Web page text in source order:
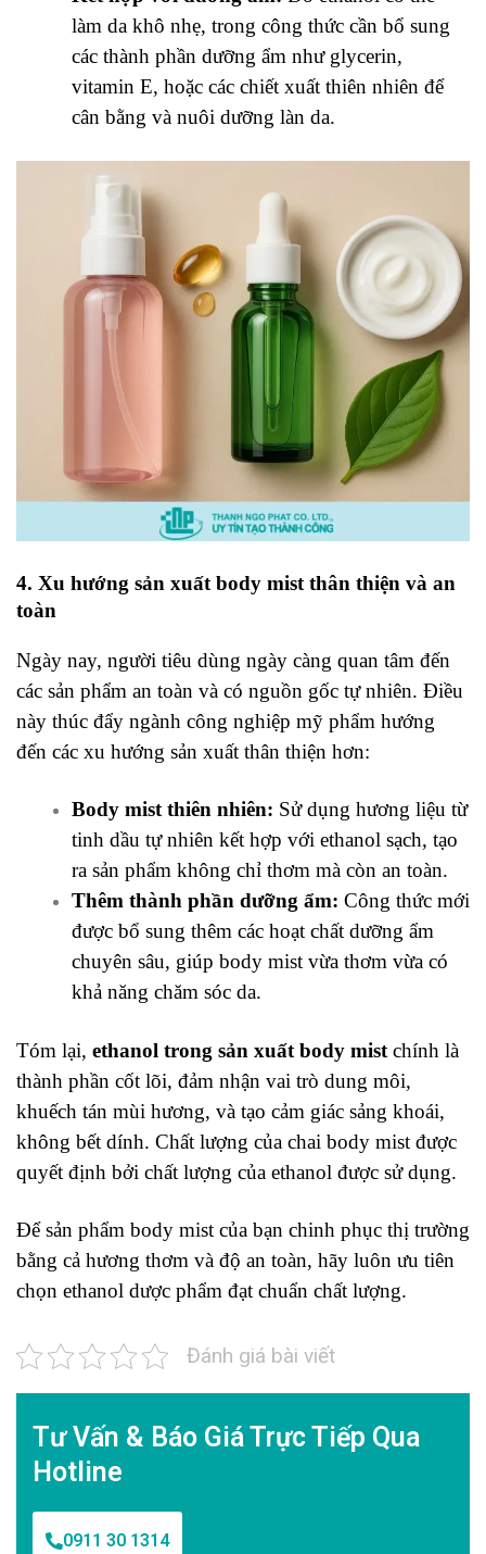
làm da khô nhẹ, trong công thức cần bổ sung
các thành phần dưỡng ẩm như glycerin,
vitamin E, hoặc các chiết xuất thiên nhiên để
cân bằng và nuôi dưỡng làn da.
4. Xu hướng sản xuất body mist thân thiện và an
toàn
Ngày nay, người tiêu dùng ngày càng quan tâm đến
các sản phẩm an toàn và có nguồn gốc tự nhiên. Điều
này thúc đẩy ngành công nghiệp mỹ phẩm hướng
đến các xu hướng sản xuất thân thiện hơn:
Body mist thiên nhiên: Sử dụng hương liệu từ
tinh dầu tự nhiên kết hợp với ethanol sạch, tạo
ra sản phẩm không chỉ thơm mà còn an toàn.
Thêm thành phần dưỡng ẩm: Công thức mới
được bổ sung thêm các hoạt chất dưỡng ẩm
chuyên sâu, giúp body mist vừa thơm vừa có
khả năng chăm sóc da.
Tóm lại, ethanol trong sản xuất body mist chính là
thành phần cốt lõi, đảm nhận vai trò dung môi,
khuếch tán mùi hương, và tạo cảm giác sảng khoái,
không bết dính. Chất lượng của chai body mist được
quyết định bởi chất lượng của ethanol được sử dụng.
Để sản phẩm body mist của bạn chinh phục thị trường
bằng cả hương thơm và độ an toàn, hãy luôn ưu tiên
chọn ethanol dược phẩm đạt chuẩn chất lượng.
Đánh giá bài viết
Tư Vấn & Báo Giá Trực Tiếp Qua
Hotline
0911 30 1314